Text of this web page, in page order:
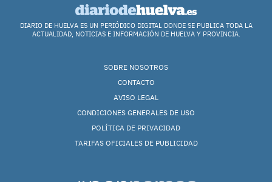
DIARIO DE HUELVA ES UN PERIÓDICO DIGITAL DONDE SE PUBLICA TODA LA
ACTUALIDAD, NOTICIAS E INFORMACIÓN DE HUELVA Y PROVINCIA.
SOBRE NOSOTROS
CONTACTO
AVISO LEGAL
CONDICIONES GENERALES DE USO
POLÍTICA DE PRIVACIDAD
TARIFAS OFICIALES DE PUBLICIDAD